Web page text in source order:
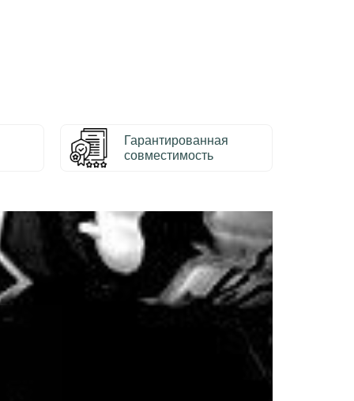
Гарантированная
совместимость